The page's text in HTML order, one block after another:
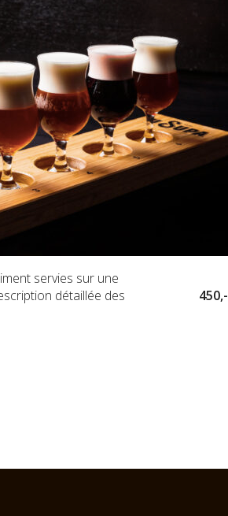
servies sur une
détaillée des
450,-